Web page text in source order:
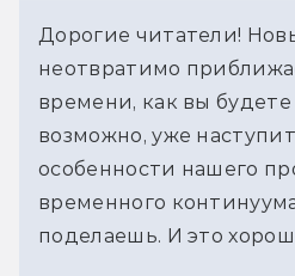
Дорогие читатели!
неотвратимо
времени, как вы будете
возможно, уже
особенности нашего
временного
поделаешь. И это